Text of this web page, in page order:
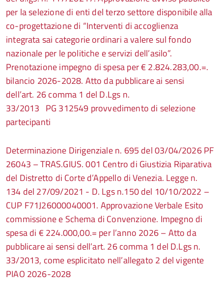
per la selezione di enti del terzo settore disponibile alla
co-progettazione di “Interventi di accoglienza
integrata sai categorie ordinari a valere sul fondo
nazionale per le politiche e servizi dell’asilo”.
Prenotazione impegno di spesa per € 2.824.283,00.=.
bilancio 2026-2028. Atto da pubblicare ai sensi
dell’art. 26 comma 1 del D.Lgs n.
33/2013 PG 312549 provvedimento di selezione
partecipanti
Determinazione Dirigenziale n. 695 del 03/04/2026 PF
26043 – TRAS.GIUS. 001 Centro di Giustizia Riparativa
del Distretto di Corte d’Appello di Venezia. Legge n.
134 del 27/09/2021 - D. Lgs n.150 del 10/10/2022 –
CUP F71J26000040001. Approvazione Verbale Esito
commissione e Schema di Convenzione. Impegno di
spesa di € 224.000,00.= per l’anno 2026 – Atto da
pubblicare ai sensi dell’art. 26 comma 1 del D.Lgs n.
33/2013, come esplicitato nell’allegato 2 del vigente
PIAO 2026-2028